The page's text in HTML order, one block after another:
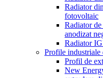
Radiator
fotovoltaic
Radiator
anodizat
Radiator
Profile industriale
Profil de
New